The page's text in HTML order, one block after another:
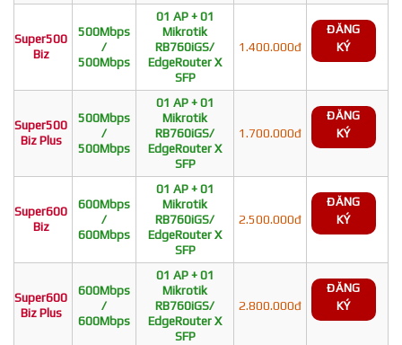
Super500
Biz
500Mbps
/
500Mbps
01 AP + 01
Mikrotik
RB760iGS/
EdgeRouter X
SFP
1.400.000đ
ĐĂNG
KÝ
Super500
Biz Plus
500Mbps
/
500Mbps
01 AP + 01
Mikrotik
RB760iGS/
EdgeRouter X
SFP
1.700.000đ
ĐĂNG
KÝ
Super600
Biz
600Mbps
/
600Mbps
01 AP + 01
Mikrotik
RB760iGS/
EdgeRouter X
SFP
2.500.000đ
ĐĂNG
KÝ
Super600
Biz Plus
600Mbps
/
600Mbps
01 AP + 01
Mikrotik
RB760iGS/
EdgeRouter X
SFP
2.800.000đ
ĐĂNG
KÝ